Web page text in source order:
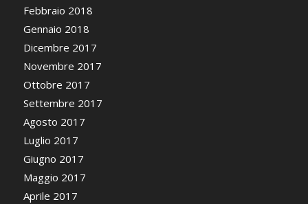
Febbraio 2018
Gennaio 2018
Dicembre 2017
Novembre 2017
Ottobre 2017
Settembre 2017
Agosto 2017
Luglio 2017
Giugno 2017
Maggio 2017
Aprile 2017